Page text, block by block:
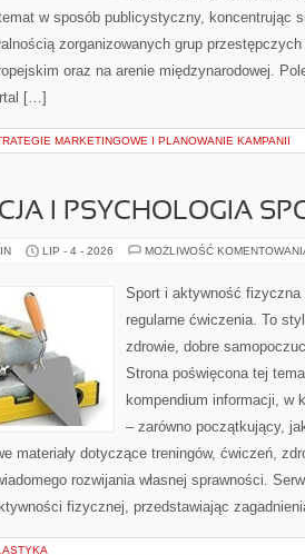
w sposób publicystyczny, koncentrując
zorganizowanych grup
oraz na arenie międzynarodowej.
[…]
MARKETINGOWE I PLANOWANIE KAMPANII
I PSYCHOLOGIA
LIP - 4 - 2026 MOŻLIWOŚĆ
Sport i aktywność
regularne ćwiczenia. To
zdrowie, dobre
Strona poświęcona tej
kompendium informacji, w
– zarówno początkujący,
materiały dotyczące treningów, ćwiczeń,
rozwijania własnej sprawności.
fizycznej, przedstawiając